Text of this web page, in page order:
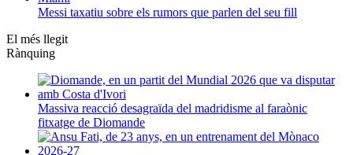
Messi taxatiu sobre els rumors que parlen del seu fill
El més llegit
Rànquing
Massiva reacció desagraïda del madridisme al faraònic
fitxatge de Diomande